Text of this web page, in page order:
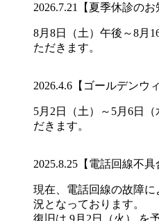
2026.7.21
【夏季休診のお
8月8日（土）午後～8月
ただきます。
2026.4.6 【ゴールデンウ
5月2日（土）～5月6日
だきます。
2025.8.25 【電話回線不具
現在、電話回線の故障
況となっております。
復旧は 9月2日（火） を